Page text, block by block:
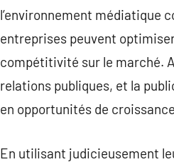
l’environnement médiatique
entreprises peuvent
compétitivité sur le marché.
relations publiques, et la
en opportunités de
En utilisant judicieusement